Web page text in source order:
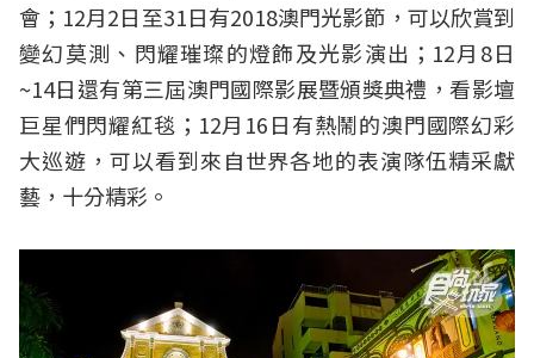
會；12月2日至31日有2018澳門光影節，可以欣賞到
變幻莫測、閃耀璀璨的燈飾及光影演出；12月8日
~14日還有第三屆澳門國際影展暨頒獎典禮，看影壇
巨星們閃耀紅毯；12月16日有熱鬧的澳門國際幻彩
大巡遊，可以看到來自世界各地的表演隊伍精采獻
藝，十分精彩。